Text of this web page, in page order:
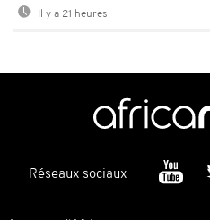
Il y a 21 heures
Réseaux sociaux